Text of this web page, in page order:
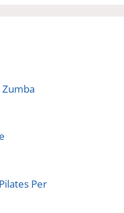
Zumba
Per